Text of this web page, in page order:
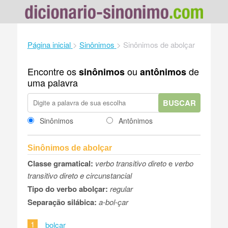
Página inicial > Sinônimos > Sinônimos de abolçar
Encontre ossinônimosou antônimosde
uma palavra
BUSCAR
Sinônimos Antônimos
Sinônimos de abolçar
Classe gramatical: verbo transitivo diretoe verbo
transitivo direto e circunstancial
Tipo do verbo abolçar: regular
Separação silábica: a-bol-çar
1 bolçar